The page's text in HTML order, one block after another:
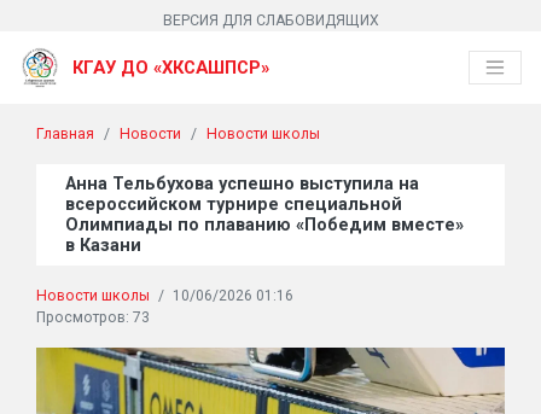
ВЕРСИЯ ДЛЯ СЛАБОВИДЯЩИХ
КГАУ ДО «ХКСАШПСР»
Главная Новости Новости школы
Анна Тельбухова успешно выступила на
всероссийском турнире специальной
Олимпиады по плаванию «Победим вместе»
в Казани
Новости школы / 10/06/2026 01:16
Просмотров: 73